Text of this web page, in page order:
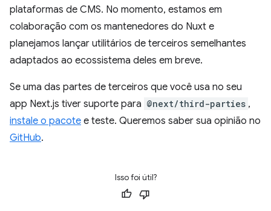
plataformas de CMS. No momento, estamos em
colaboração com os mantenedores do Nuxt e
planejamos lançar utilitários de terceiros semelhantes
adaptados ao ecossistema deles em breve.
Se uma das partes de terceiros que você usa no seu
app Next.js tiver suporte para @next/third-parties ,
instale o pacote e teste. Queremos saber sua opinião no
GitHub.
Isso foi útil?